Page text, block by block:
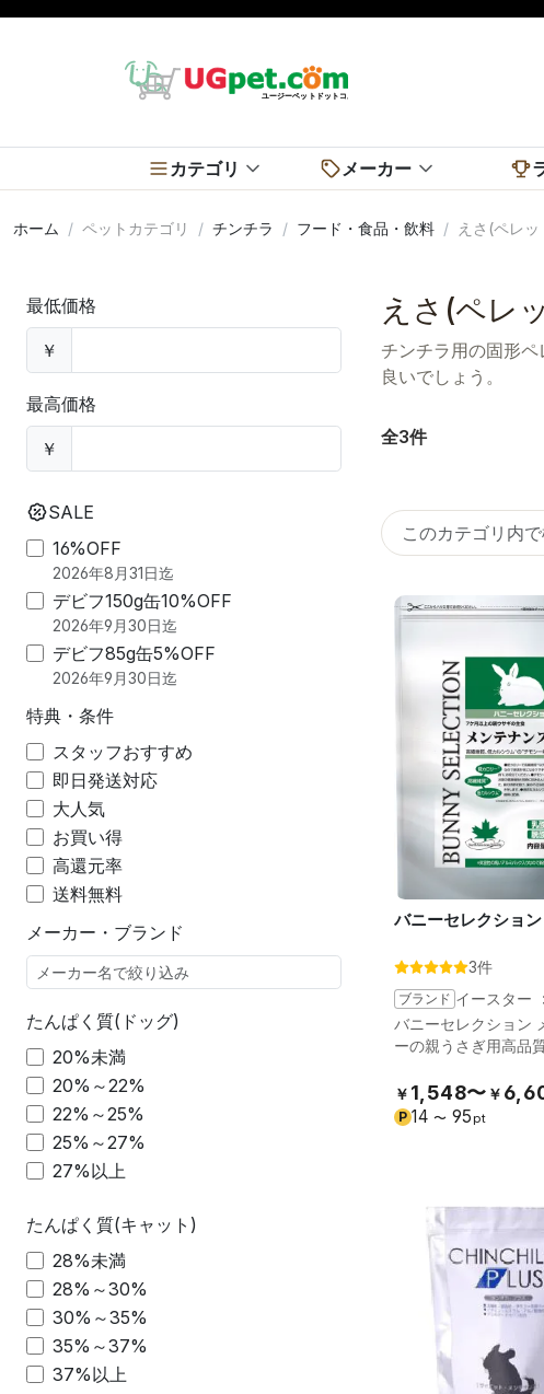
カテゴリ メーカー
ホーム ペットカテゴリ チンチラ フード・食品・飲料 えさ(ペレッ
最低価格
￥
最高価格
￥
SALE
16%OFF
2026年8月31日迄
デビフ150g缶10%OFF
2026年9月30日迄
デビフ85g缶5%OFF
2026年9月30日迄
特典・条件
スタッフおすすめ
即日発送対応
大人気
お買い得
高還元率
送料無料
メーカー・ブランド
たんぱく質(ドッグ)
20%未満
20%～22%
22%～25%
25%～27%
27%以上
たんぱく質(キャット)
28%未満
28%～30%
30%～35%
35%～37%
37%以上
えさ(ペレ
チンチラ用の固形
良いでしょう。
全3件
バニーセレクショ
3件
ブランド イースター
バニーセレクション
ーの親うさぎ用高品
￥ 1,548〜 ￥
P 14 〜 95 pt